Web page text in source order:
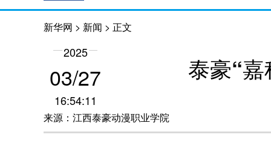
新华网 > 新闻 > 正文
2025
03/27
16:54:11
来源：江西泰豪动漫职业学院
泰豪“